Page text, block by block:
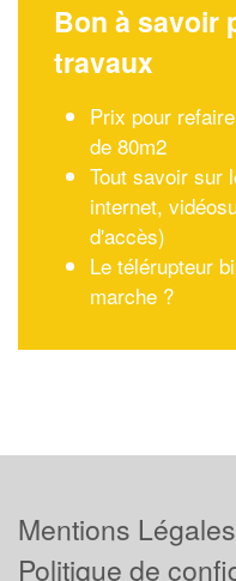
Bon à savoir
travaux
Prix pour
de 80m2
Tout savoir sur
internet,
d'accès)
Le télérupteur
marche ?
Mentions Légales
Politique de